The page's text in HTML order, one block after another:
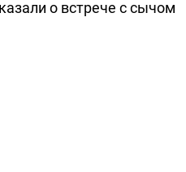
о встрече с сычом